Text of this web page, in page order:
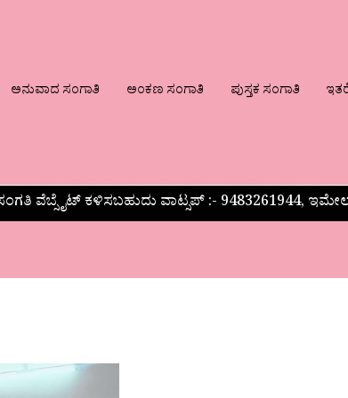
ಅನುವಾದ ಸಂಗಾತಿ ಅಂಕಣ ಸಂಗಾತಿ ಪುಸ್ತಕ ಸಂಗಾತಿ
ವೆಬ್ಸೈಟ್ ಕಳಿಸಬಹುದು ವಾಟ್ಸಪ್‌ :- 9483261944,